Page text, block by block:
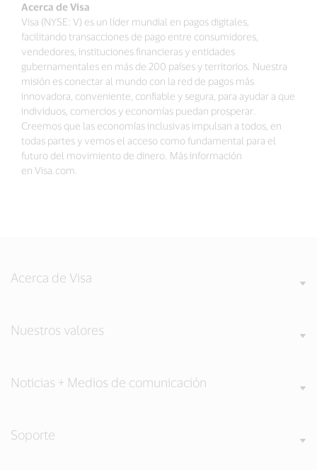
Acerca de Visa
Visa (NYSE: V) es un líder mundial en pagos digitales,
facilitando transacciones de pago entre consumidores,
vendedores, instituciones financieras y entidades
gubernamentales en más de 200 países y territorios. Nuestra
misión es conectar al mundo con la red de pagos más
innovadora, conveniente, confiable y segura, para ayudar a que
individuos, comercios y economías puedan prosperar.
Creemos que las economías inclusivas impulsan a todos, en
todas partes y vemos el acceso como fundamental para el
futuro del movimiento de dinero. Más información
en Visa.com.
Acerca de Visa
Nuestros valores
Noticias + Medios de comunicación
Soporte